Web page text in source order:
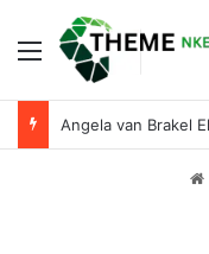
Menu